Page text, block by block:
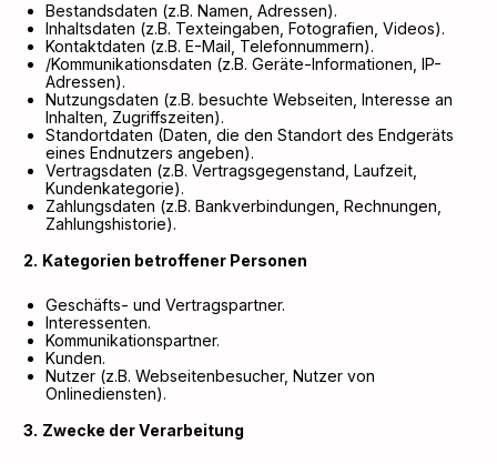
Bestandsdaten (z.B. Namen, Adressen).
Inhaltsdaten (z.B. Texteingaben, Fotografien, Videos).
Kontaktdaten (z.B. E-Mail, Telefonnummern).
/Kommunikationsdaten (z.B. Geräte-Informationen, IP-
Adressen).
Nutzungsdaten (z.B. besuchte Webseiten, Interesse an
Inhalten, Zugriffszeiten).
Standortdaten (Daten, die den Standort des Endgeräts
eines Endnutzers angeben).
Vertragsdaten (z.B. Vertragsgegenstand, Laufzeit,
Kundenkategorie).
Zahlungsdaten (z.B. Bankverbindungen, Rechnungen,
Zahlungshistorie).
Kategorien betroffener Personen
Geschäfts- und Vertragspartner.
Interessenten.
Kommunikationspartner.
Kunden.
Nutzer (z.B. Webseitenbesucher, Nutzer von
Onlinediensten).
Zwecke der Verarbeitung